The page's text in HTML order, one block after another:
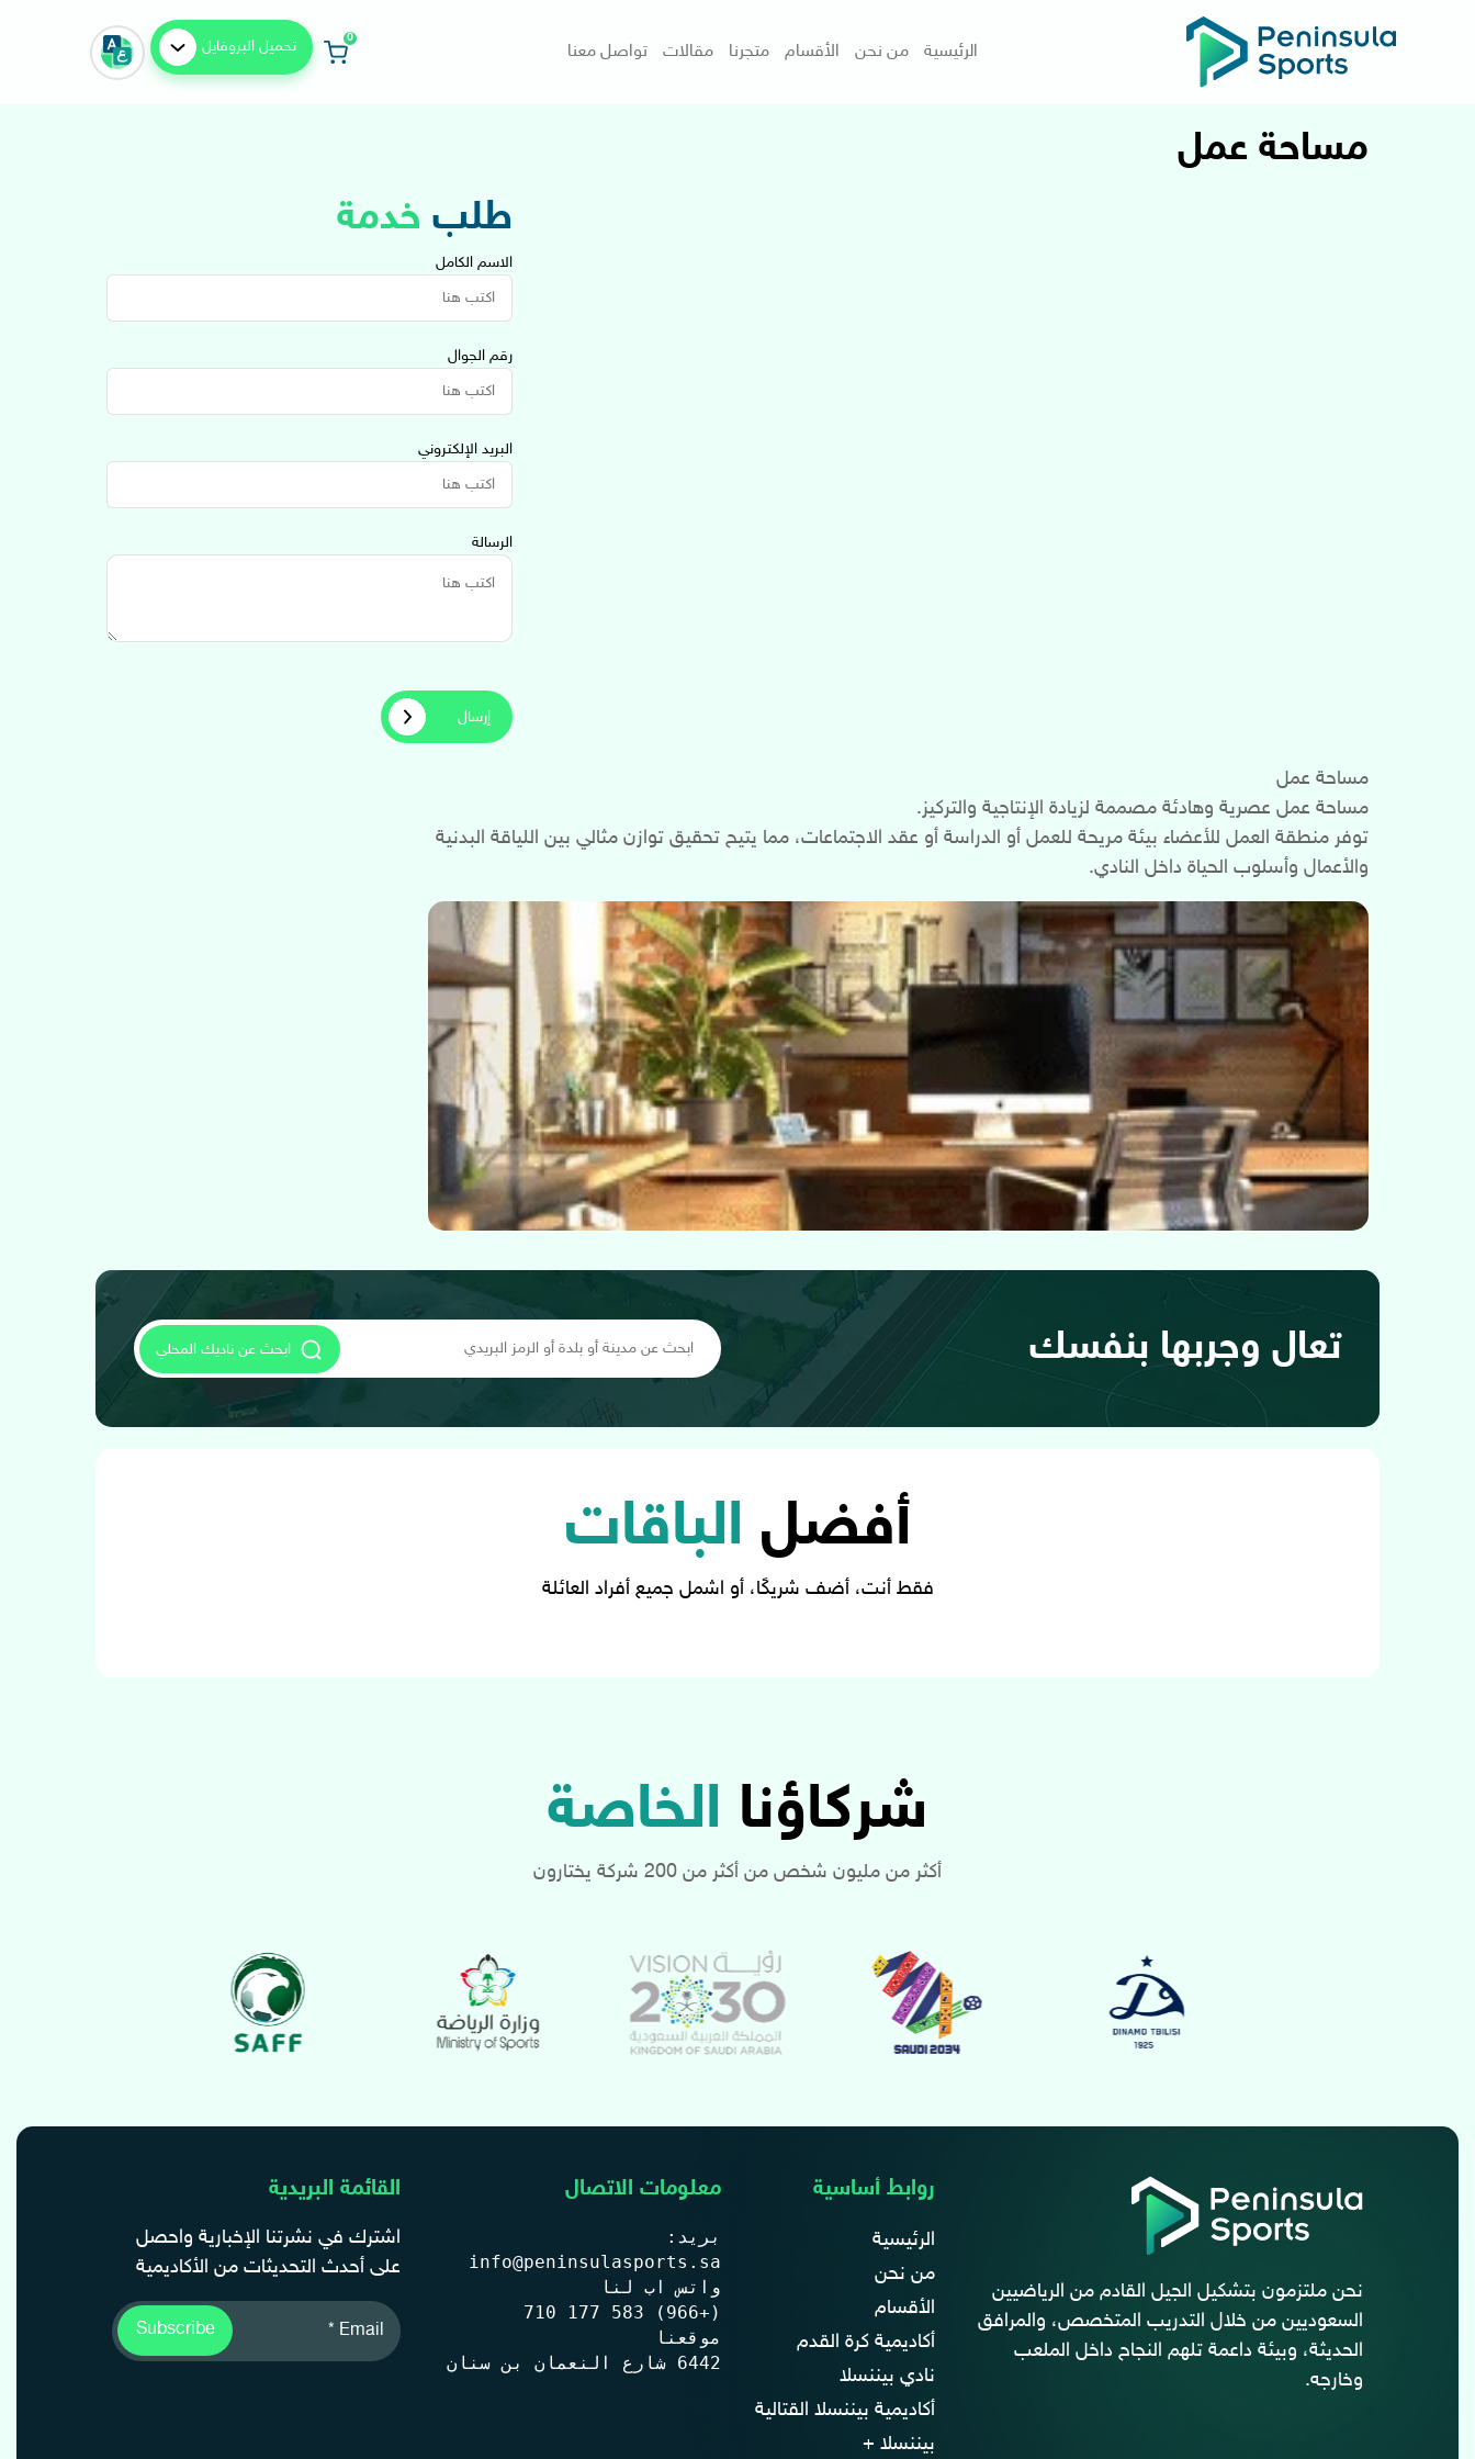
الرئيسية من نحن الأقسام متجرنا مقالات تواصل معنا تحميل البروفايل 0
مساحة عمل
طلب خدمة
الاسم الكامل
رقم الجوال
البريد الإلكتروني
الرسالة
مساحة عمل
مساحة عمل عصرية وهادئة مصممة لزيادة الإنتاجية والتركيز.
توفر منطقة العمل للأعضاء بيئة مريحة للعمل أو الدراسة أو عقد الاجتماعات، مما يتيح تحقيق توازن مثالي بين اللياقة البدنية
والأعمال وأسلوب الحياة داخل النادي.
تعال وجربها بنفسك ابحث عن ناديك المحلي
أفضل الباقات
فقط أنت، أضف شريكًا، أو اشمل جميع أفراد العائلة
شركاؤنا الخاصة
أكثر من مليون شخص من أكثر من 200 شركة يختارون
نحن ملتزمون بتشكيل الجيل القادم من الرياضيين
السعوديين من خلال التدريب المتخصص، والمرافق
الحديثة، وبيئة داعمة تلهم النجاح داخل الملعب
وخارجه.
روابط أساسية
الرئيسية
من نحن
الأقسام
أكاديمية كرة القدم
نادي بيننسلا
أكاديمية بيننسلا القتالية
بيننسلا +
معلومات الاتصال
6442 شارع النعمان بن سنان الدوحة الشمالية, الظهران 34249, المملكة العربية السعودية
القائمة البريدية
اشترك في نشرتنا الإخبارية واحصل
على أحدث التحديثات من الأكاديمية